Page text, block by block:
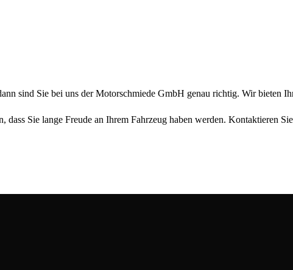
sind Sie bei uns der Motorschmiede GmbH genau richtig. Wir bieten
dass Sie lange Freude an Ihrem Fahrzeug haben werden. Kontaktieren